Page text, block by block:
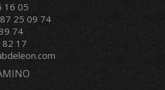
16 05
25 09 74
74
82 17